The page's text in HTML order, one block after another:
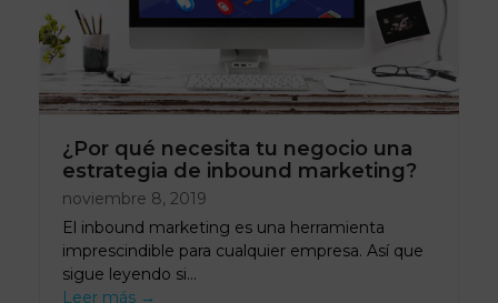
¿Por qué necesita tu negocio una
estrategia de inbound marketing?
noviembre 8, 2019
El inbound marketing es una herramienta
imprescindible para cualquier empresa. Así que
sigue leyendo si…
Leer más →